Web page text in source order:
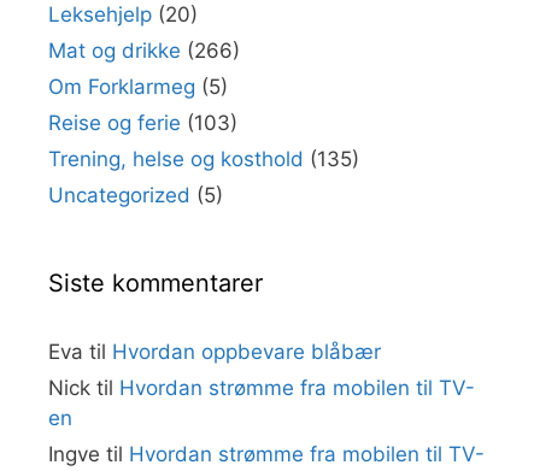
Leksehjelp (20)
Mat og drikke (266)
Om Forklarmeg (5)
Reise og ferie (103)
Trening, helse og kosthold (135)
Uncategorized (5)
Siste kommentarer
Eva til Hvordan oppbevare blåbær
Nick til Hvordan strømme fra mobilen til TV-
en
Ingve til Hvordan strømme fra mobilen til TV-